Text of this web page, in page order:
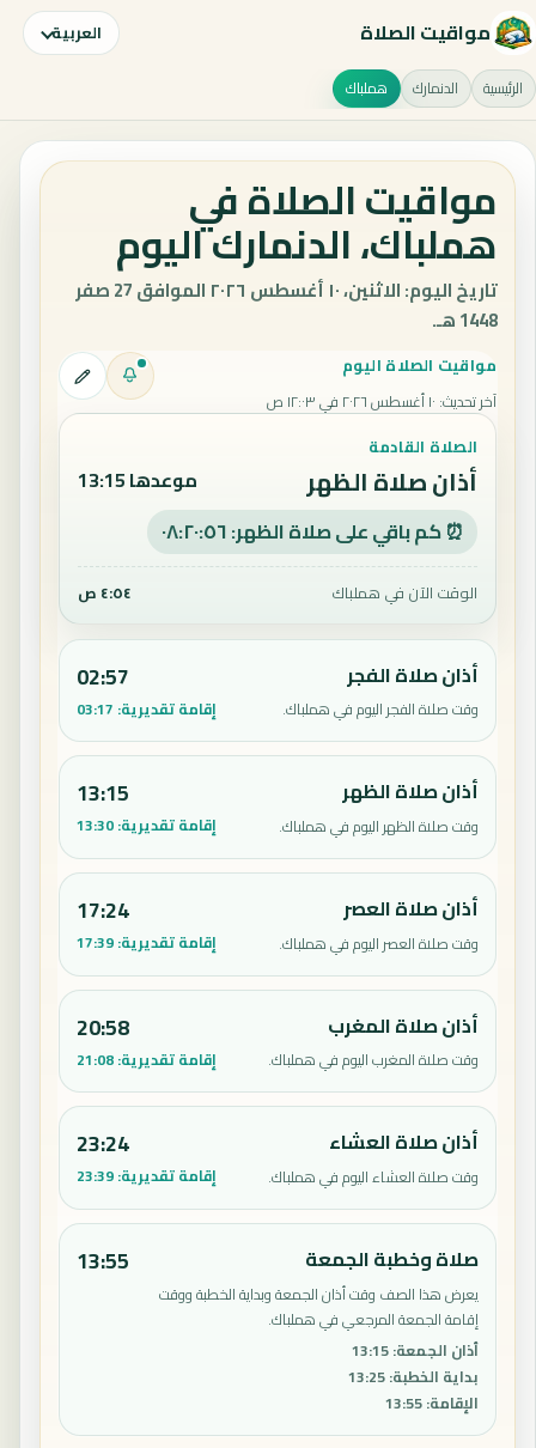
مواقيت الصلاة العربية
الرئيسية الدنمارك هملباك
مواقيت الصلاة في
هملباك، الدنمارك اليوم
تاريخ اليوم: الاثنين، ١٠ أغسطس ٢٠٢٦ الموافق 27 صفر
1448 هـ.
مواقيت الصلاة اليوم
آخر تحديث: ١٠ أغسطس ٢٠٢٦ في ١٢:٠٣ ص
الصلاة القادمة
أذان صلاة الظهر موعدها 13:15
⏰ كم باقي على صلاة الظهر: ٠٨:٢٠:٥٥
الوقت الآن في هملباك ٤:٥٤ ص
أذان صلاة الفجر
وقت صلاة الفجر اليوم في هملباك.
02:57
إقامة تقديرية: 03:17
أذان صلاة الظهر
وقت صلاة الظهر اليوم في هملباك.
13:15
إقامة تقديرية:13:30
أذان صلاة العصر
وقت صلاة العصر اليوم في هملباك.
17:24
إقامة تقديرية:17:39
أذان صلاة المغرب
وقت صلاة المغرب اليوم في هملباك.
20:58
إقامة تقديرية:21:08
أذان صلاة العشاء
وقت صلاة العشاء اليوم في هملباك.
23:24
إقامة تقديرية:23:39
صلاة وخطبة الجمعة
يعرض هذا الصف وقت أذان الجمعة وبداية الخطبة ووقت
إقامة الجمعة المرجعي في هملباك.
أذان الجمعة:
13:15
بداية الخطبة:
13:25
الإقامة:
13:55
13:55